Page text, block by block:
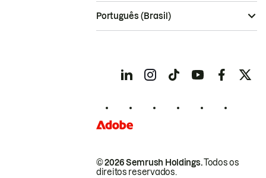
© 2026 Semrush Holdings.Todos os
direitos reservados.
Português (Brasil)